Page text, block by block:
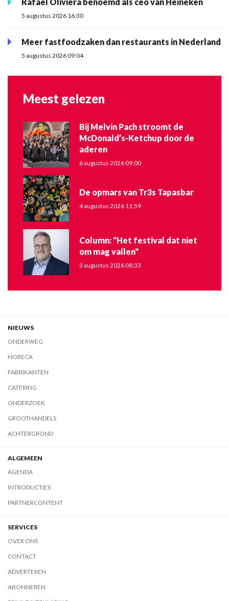
5 augustus 2026 16:30
Meer fastfoodzaken dan restaurants in Nederland
5 augustus 2026 09:04
Meest gelezen
Bij Melvin Pach stroomt de
McDonald’s-Ketchup door de
aderen
6 augustus 2026 09:00
De opmars van Tr3s Tapasbar
4 augustus 2026 11:59
Column: "Het festival dat niet
om mag vallen"
3 augustus 2026 08:33
NIEUWS
ONDERWEG
HORECA
FABRIKANTEN
CATERING
ONDERZOEK
GROOTHANDELS
ACHTERGROND
ALGEMEEN
AGENDA
INTRODUCTIES
PARTNERCONTENT
SERVICES
OVER ONS
CONTACT
ADVERTEREN
ABONNEREN